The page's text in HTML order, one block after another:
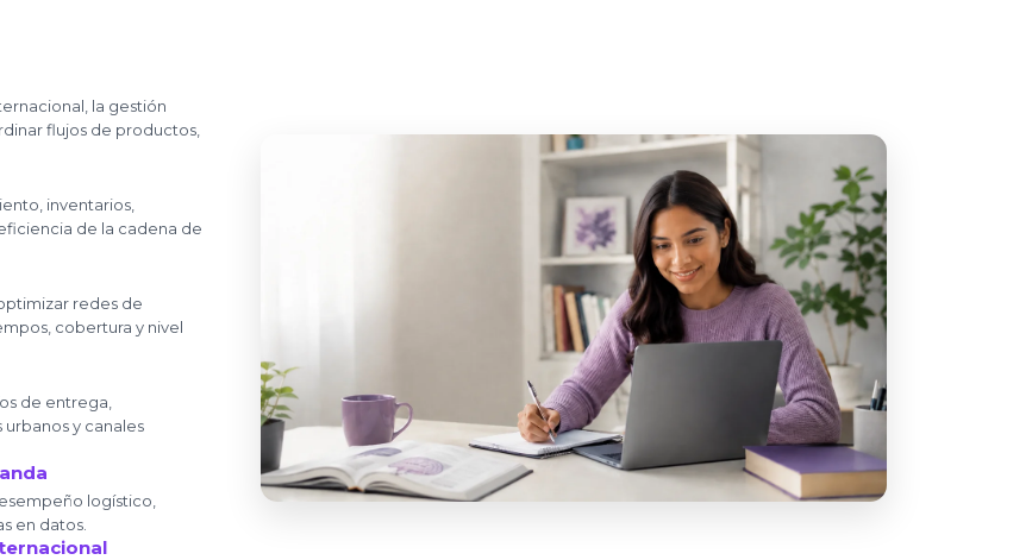
la gestión
flujos de productos,
inventarios,
de la cadena de
redes de
cobertura y nivel
de entrega,
y canales
logístico,
en datos.